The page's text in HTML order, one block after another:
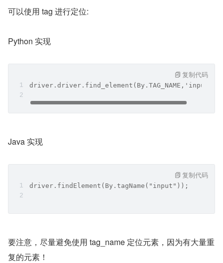
可以使用 tag 进行定位:
Python 实现
driver.driver.find_element(By.TAG_NAME,'input')
复制代码
Java 实现
driver.findElement(By.tagName("input"));
复制代码
要注意，尽量避免使用 tag_name 定位元素，因为有大量重
复的元素！